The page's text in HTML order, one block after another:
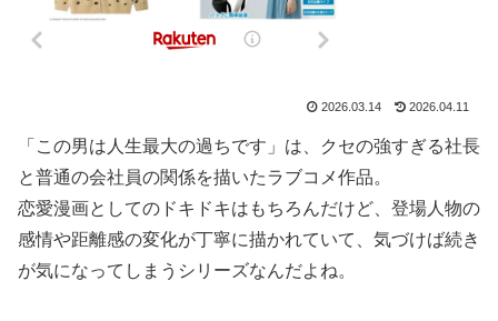
2026.03.14 2026.04.11
「この男は人生最大の過ちです」は、クセの強すぎる社長
と普通の会社員の関係を描いたラブコメ作品。
恋愛漫画としてのドキドキはもちろんだけど、登場人物の
感情や距離感の変化が丁寧に描かれていて、気づけば続き
が気になってしまうシリーズなんだよね。